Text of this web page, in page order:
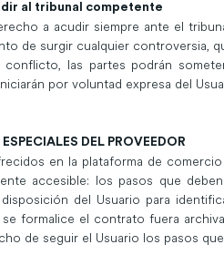
al tribunal competente
a acudir siempre ante el
de surgir cualquier controversia,
las partes podrán
por voluntad expresa del
DEL PROVEEDOR
en la plataforma de
accesible: los pasos que
del Usuario para
formalice el contrato fuera
de seguir el Usuario los pasos